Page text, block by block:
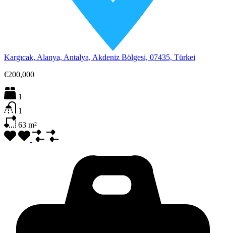
Kargıcak, Alanya, Antalya, Akdeniz Bölgesi, 07435, Türkei
€200,000
1
1
63 m²